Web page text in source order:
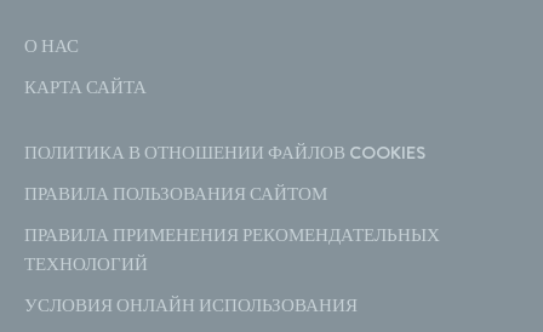
О НАС
КАРТА САЙТА
ПОЛИТИКА В ОТНОШЕНИИ ФАЙЛОВ COOKIES
ПРАВИЛА ПОЛЬЗОВАНИЯ САЙТОМ
ПРАВИЛА ПРИМЕНЕНИЯ РЕКОМЕНДАТЕЛЬНЫХ
ТЕХНОЛОГИЙ
УСЛОВИЯ ОНЛАЙН ИСПОЛЬЗОВАНИЯ